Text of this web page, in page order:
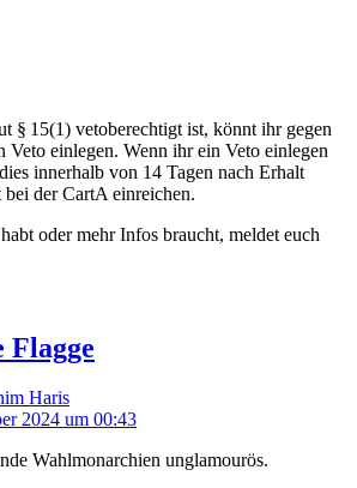
§ 15(1) vetoberechtigt ist, könnt ihr gegen
Veto einlegen. Wenn ihr ein Veto einlegen
innerhalb von 14 Tagen nach Erhalt
der CartA einreichen.
oder mehr Infos braucht, meldet euch
Flagge
Haris
2024 um 00:43
Wahlmonarchien unglamourös.